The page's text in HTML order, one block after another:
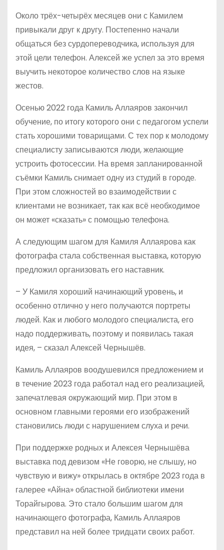
Около трёх-четырёх месяцев они с Камилем
привыкали друг к другу. Постепенно начали
общаться без сурдопереводчика, используя для
этой цели телефон. Алексей же успел за это время
выучить некоторое количество слов на языке
жестов.
Осенью 2022 года Камиль Аллаяров закончил
обучение, по итогу которого они с педагогом успели
стать хорошими товарищами. С тех пор к молодому
специалисту записываются люди, желающие
устроить фотосессии. На время запланированной
съёмки Камиль снимает одну из студий в городе.
При этом сложностей во взаимодействии с
клиентами не возникает, так как всё необходимое
он может «сказать» с помощью телефона.
А следующим шагом для Камиля Аллаярова как
фотографа стала собственная выставка, которую
предложил организовать его наставник.
– У Камиля хороший начинающий уровень, и
особенно отлично у него получаются портреты
людей. Как и любого молодого специалиста, его
надо поддерживать, поэтому и появилась такая
идея, – сказал Алексей Чернышёв.
Камиль Аллаяров воодушевился предложением и
в течение 2023 года работал над его реализацией,
запечатлевая окружающий мир. При этом в
основном главными героями его изображений
становились люди с нарушением слуха и речи.
При поддержке родных и Алексея Чернышёва
выставка под девизом «Не говорю, не слышу, но
чувствую и вижу» открылась в октябре 2023 года в
галерее «Айна» областной библиотеки имени
Торайгырова. Это стало большим шагом для
начинающего фотографа, Камиль Аллаяров
представил на ней более тридцати своих работ.